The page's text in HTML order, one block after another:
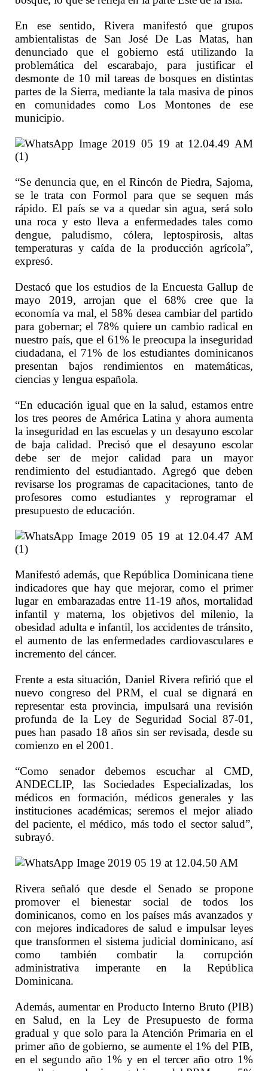
En ese sentido, Rivera manifestó que grupos
ambientalistas de San José De Las Matas, han
denunciado que el gobierno está utilizando la
problemática del escarabajo, para justificar el
desmonte de 10 mil tareas de bosques en distintas
partes de la Sierra, mediante la tala masiva de pinos
en comunidades como Los Montones de ese
municipio.
“Se denuncia que, en el Rincón de Piedra, Sajoma,
se le trata con Formol para que se sequen más
rápido. El país se va a quedar sin agua, será solo
una roca y esto lleva a enfermedades tales como
dengue, paludismo, cólera, leptospirosis, altas
temperaturas y caída de la producción agrícola”,
expresó.
Destacó que los estudios de la Encuesta Gallup de
mayo 2019, arrojan que el 68% cree que la
economía va mal, el 58% desea cambiar del partido
para gobernar; el 78% quiere un cambio radical en
nuestro país, que el 61% le preocupa la inseguridad
ciudadana, el 71% de los estudiantes dominicanos
presentan bajos rendimientos en matemáticas,
ciencias y lengua española.
“En educación igual que en la salud, estamos entre
los tres peores de América Latina y ahora aumenta
la inseguridad en las escuelas y un desayuno escolar
de baja calidad. Precisó que el desayuno escolar
debe ser de mejor calidad para un mayor
rendimiento del estudiantado. Agregó que deben
revisarse los programas de capacitaciones, tanto de
profesores como estudiantes y reprogramar el
presupuesto de educación.
Manifestó además, que República Dominicana tiene
indicadores que hay que mejorar, como el primer
lugar en embarazadas entre 11-19 años, mortalidad
infantil y materna, los objetivos del milenio, la
obesidad adulta e infantil, los accidentes de tránsito,
el aumento de las enfermedades cardiovasculares e
incremento del cáncer.
Frente a esta situación, Daniel Rivera refirió que el
nuevo congreso del PRM, el cual se dignará en
representar esta provincia, impulsará una revisión
profunda de la Ley de Seguridad Social 87-01,
pues han pasado 18 años sin ser revisada, desde su
comienzo en el 2001.
“Como senador debemos escuchar al CMD,
ANDECLIP, las Sociedades Especializadas, los
médicos en formación, médicos generales y las
instituciones académicas; seremos el mejor aliado
del paciente, el médico, más todo el sector salud”,
subrayó.
Rivera señaló que desde el Senado se propone
promover el bienestar social de todos los
dominicanos, como en los países más avanzados y
con mejores indicadores de salud e impulsar leyes
que transformen el sistema judicial dominicano, así
como también combatir la corrupción
administrativa imperante en la República
Dominicana.
Además, aumentar en Producto Interno Bruto (PIB)
en Salud, en la Ley de Presupuesto de forma
gradual y que solo para la Atención Primaria en el
primer año de gobierno, se aumente el 1% del PIB,
en el segundo año 1% y en el tercer año otro 1%